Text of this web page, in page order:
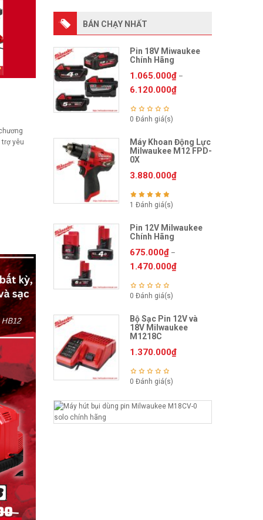
yêu
BÁN CHẠY NHẤT
Pin 18V Miwaukee
Chính Hãng
1.065.000₫ –
6.120.000₫
0 Đánh giá(s)
Máy Khoan Động Lực
Milwaukee M12 FPD-
0X
3.880.000₫
1 Đánh giá(s)
Pin 12V Milwaukee
Chính Hãng
675.000₫ –
1.470.000₫
0 Đánh giá(s)
Bộ Sạc Pin 12V và
18V Milwaukee
M1218C
1.370.000₫
0 Đánh giá(s)